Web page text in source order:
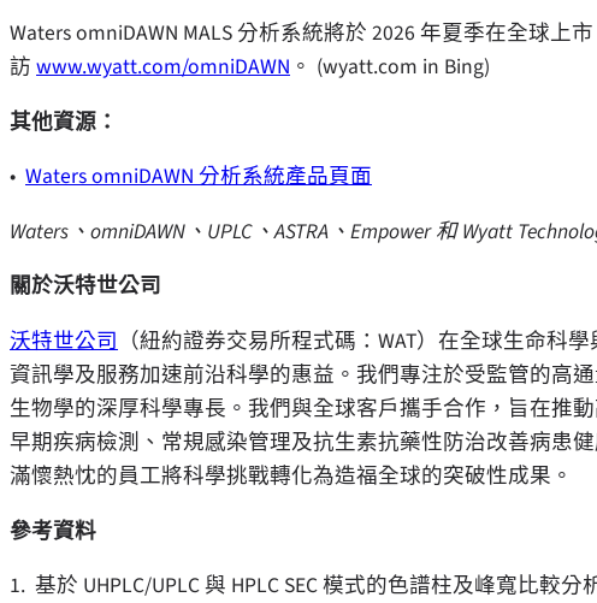
Waters omniDAWN MALS 分析系統將於 2026 年夏季在全球
訪 www.wyatt.com/omniDAWN 。 (wyatt.com in Bing)
其他資源：
• Waters omniDAWN 分析系統產品頁面
Waters 、 omniDAWN 、 UPLC 、ASTRA 、 Empower和Wyatt
關於沃特世公司
沃特世公司 （紐約證券交易所程式碼：WAT）在全球生命科
資訊學及服務加速前沿科學的惠益。我們專注於受監管的高
生物學的深厚科學專長。我們與全球客戶攜手合作，旨在推
早期疾病檢測、常規感染管理及抗生素抗藥性防治改善病患
滿懷熱忱的員工將科學挑戰轉化為造福全球的突破性成果。
參考資料
1. 基於 UHPLC/UPLC 與 HPLC SEC 模式的色譜柱及峰寬比較